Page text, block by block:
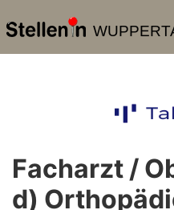
Facharzt /
d)